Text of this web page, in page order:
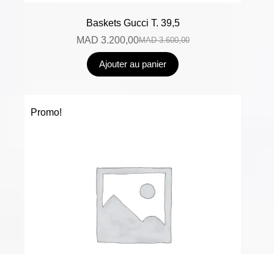
Baskets Gucci T. 39,5
MAD3.600,00
MAD 3.200,00
Ajouter au panier
Promo!